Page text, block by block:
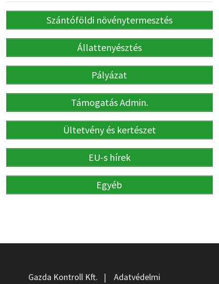
Szántóföldi növénytermesztés
Állattenyésztés
Pályázat
Támogatás Admin.
Ültetvény és kertészet
EU-s hírek
Egyéb
Gazda Kontroll Kft. | Adatvédelmi